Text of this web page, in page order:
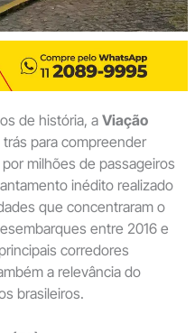
de história, a Viação
para compreender
milhões de passageiros
inédito realizado
que concentraram o
entre 2016 e
corredores
a relevância do
brasileiros.